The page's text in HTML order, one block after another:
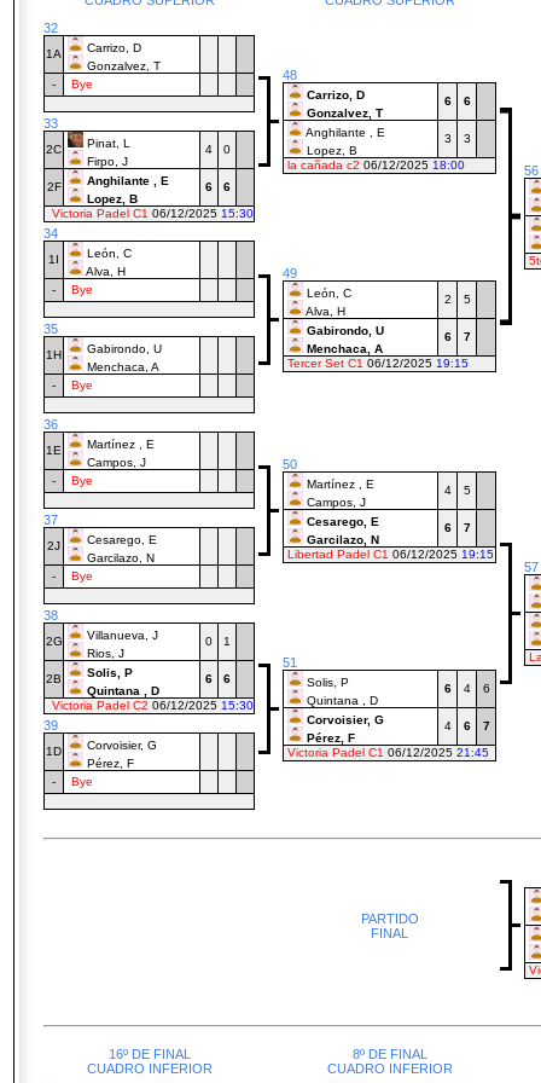
32
1A
Carrizo, D
Gonzalvez, T
-
Bye
48
Carrizo, D
Gonzalvez, T
6 6
Anghilante , E
Lopez, B
3
3
la cañada c2 06/12/2025 18:00 56
33
2C
Pinat, L
Firpo, J
4 0
2F
Anghilante , E
Lopez, B
6
6
Victoria Padel C1 06/12/2025 15:30
34
1I
León, C
Alva, H
-
Bye
49
León, C
Alva, H
2 5
Gabirondo, U
Menchaca, A
6
7
Tercer Set C1 06/12/2025 19:15
35
1H
Gabirondo, U
Menchaca, A
-
Bye
36
1E
Martínez , E
Campos, J
-
Bye
50
Martínez , E
Campos, J
4 5
Cesarego, E
Garcilazo, N
6
7
Libertad Padel C1 06/12/2025 19:15
57
37
2J
Cesarego, E
Garcilazo, N
-
Bye
38
2G
Villanueva, J
Rios, J
0 1
2B
Solis, P
Quintana , D
6
6
Victoria Padel C2 06/12/2025 15:30
51
Solis, P
Quintana , D
6 4 6
Corvoisier, G
Pérez, F
4 6
7
Victoria Padel C1 06/12/2025 21:45
39
1D
Corvoisier, G
Pérez, F
-
Bye
PARTIDO
FINAL
16º DE FINAL
CUADRO INFERIOR
8º DE FINAL
CUADRO INFERIOR